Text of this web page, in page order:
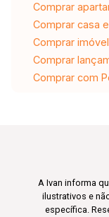
Comprar
Comprar casa
Comprar
Comprar
Comprar com
A Ivan informa
ilustrativos e
específica.